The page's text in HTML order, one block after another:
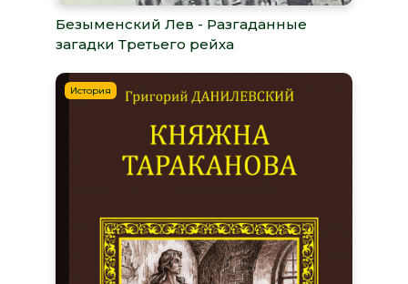
Безыменский Лев - Разгаданные
загадки Третьего рейха
История